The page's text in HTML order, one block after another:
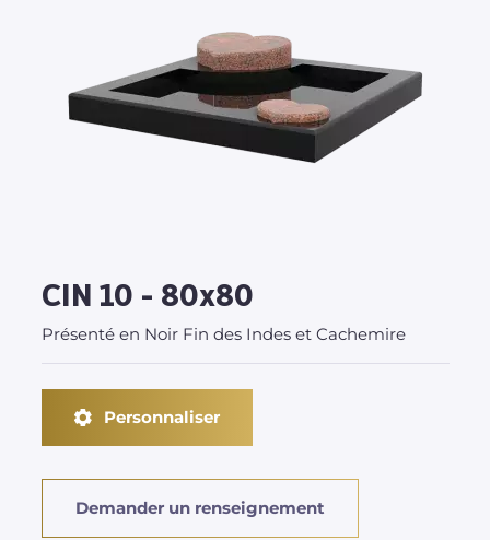
CIN 10 - 80x80
Présenté en Noir Fin des Indes et Cachemire
Personnaliser
Demander un renseignement